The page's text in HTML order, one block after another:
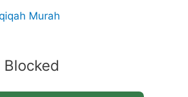
Murah
Blocked